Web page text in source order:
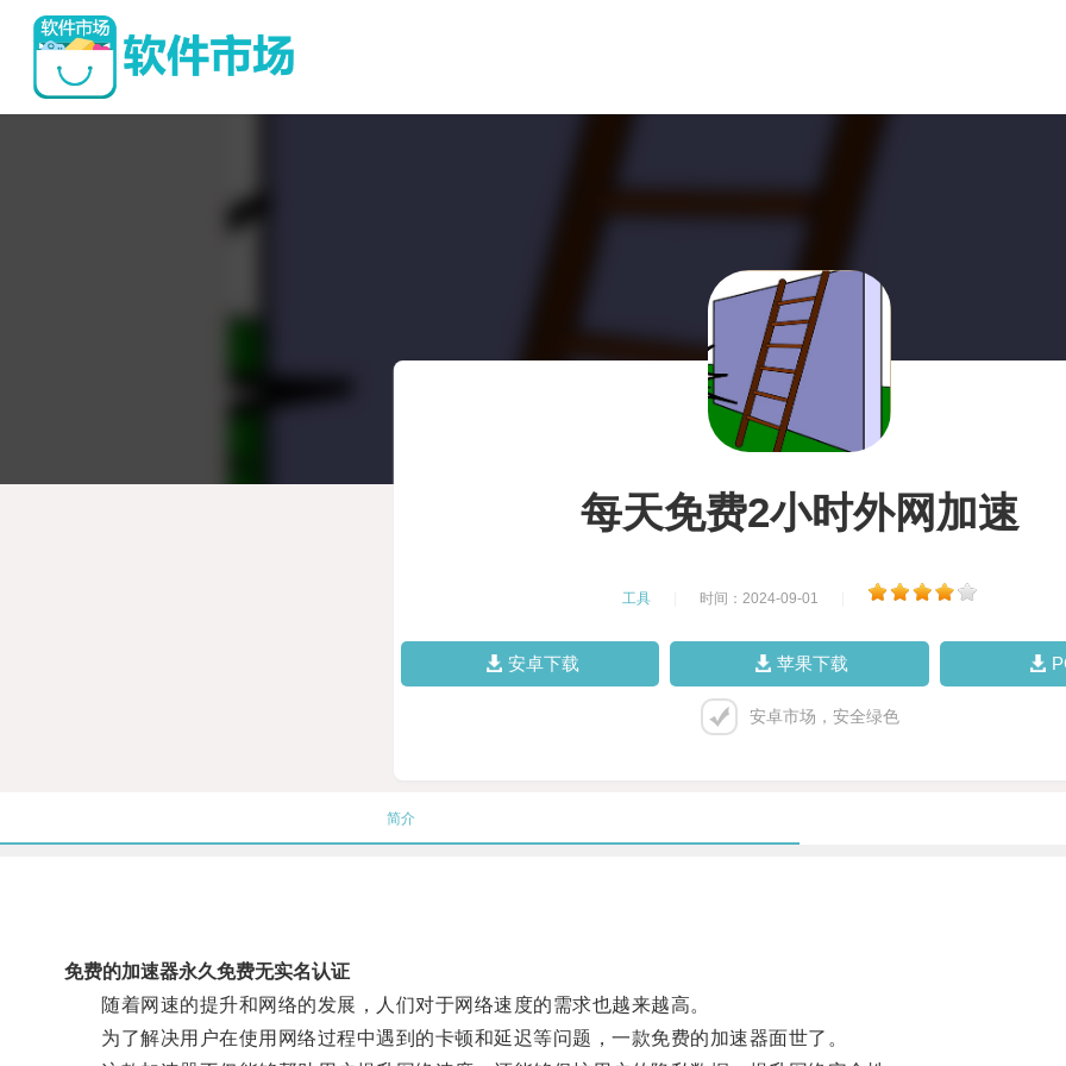
每天免费2小时外网加速
工具 时间：2024-09-01
安卓下载 苹果下载
安卓市场，安全绿色
简介
免费的加速器永久免费无实名认证
随着网速的提升和网络的发展，人们对于网络速度的需求也越来越高。
为了解决用户在使用网络过程中遇到的卡顿和延迟等问题，一款免费的加速器面世了。